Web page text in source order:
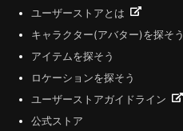
ユーザーストアとは
キャラクター(アバター)を探そう
アイテムを探そう
ロケーションを探そう
ユーザーストアガイドライン
公式ストア